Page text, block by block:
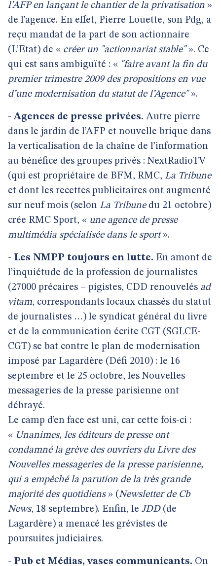
l’AFP en lançant le chantier de la privatisation »
de l’agence. En effet, Pierre Louette, son Pdg, a
reçu mandat de la part de son actionnaire
(L’Etat) de « créer un "actionnariat stable"». Ce
qui est sans ambiguïté : « "faire avant la fin du
premier trimestre 2009 des propositions en vue
d’une modernisation du statut de l’Agence"».
-Agences de presse privées. Autre pierre
dans le jardin de l’AFP et nouvelle brique dans
la verticalisation de la chaîne de l’information
au bénéfice des groupes privés : NextRadioTV
(qui est propriétaire de BFM, RMC, La Tribune
et dont les recettes publicitaires ont augmenté
sur neuf mois (selon La Tribune du 21 octobre)
crée RMC Sport, « une agence de presse
multimédia spécialisée dans le sport».
- Les NMPP toujours en lutte. En amont de
l’inquiétude de la profession de journalistes
(27000 précaires – pigistes, CDD renouvelés ad
vitam, correspondants locaux chassés du statut
de journalistes …) le syndicat général du livre
et de la communication écrite CGT (SGLCE-
CGT) se bat contre le plan de modernisation
imposé par Lagardère (Défi 2010) : le 16
septembre et le 25 octobre, les Nouvelles
messageries de la presse parisienne ont
débrayé.
Le camp d’en face est uni, car cette fois-ci :
« Unanimes, les éditeurs de presse ont
condamné la grève des ouvriers du Livre des
Nouvelles messageries de la presse parisienne,
qui a empêché la parution de la très grande
majorité des quotidiens» (Newsletter de Cb
News, 18 septembre). Enfin, le JDD(de
Lagardère) a menacé les grévistes de
poursuites judiciaires.
- Pub et Médias, vases communicants. On